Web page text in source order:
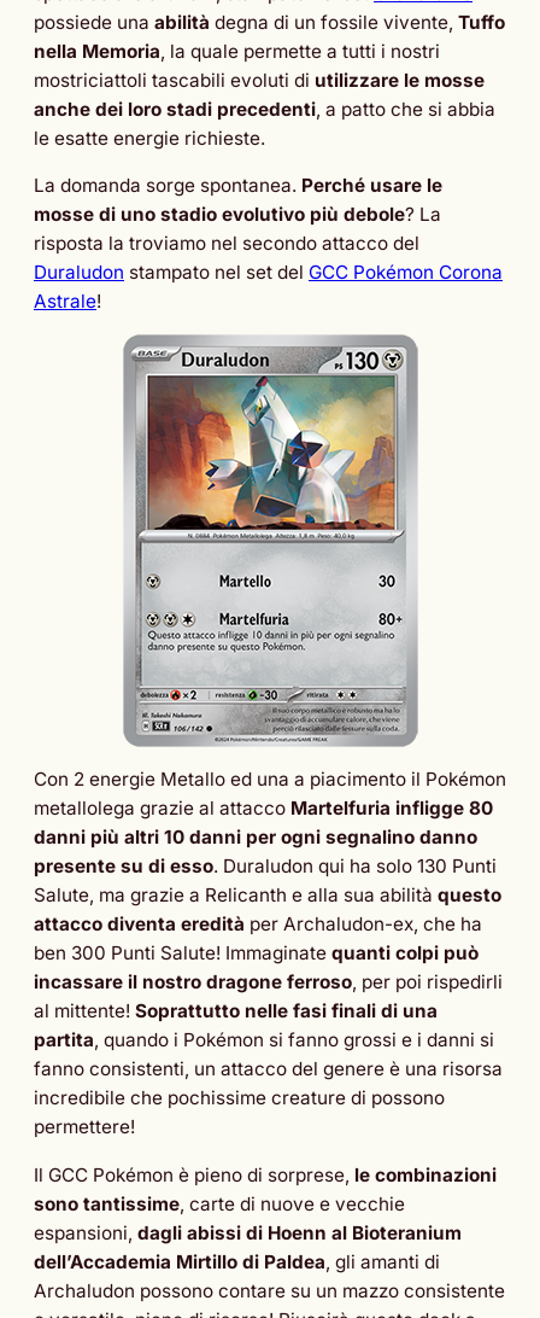
possiede una abilità degna di un fossile vivente, Tuffo
nella Memoria, la quale permette a tutti i nostri
mostriciattoli tascabili evoluti di utilizzare le mosse
anche dei loro stadi precedenti, a patto che si abbia
le esatte energie richieste.
La domanda sorge spontanea. Perché usare le
mosse di uno stadio evolutivo più debole? La
risposta la troviamo nel secondo attacco del
Duraludon stampato nel set del GCC Pokémon Corona
Astrale!
Con 2 energie Metallo ed una a piacimento il Pokémon
metallolega grazie al attacco Martelfuria infligge 80
danni più altri 10 danni per ogni segnalino danno
presente su di esso. Duraludon qui ha solo 130 Punti
Salute, ma grazie a Relicanth e alla sua abilità questo
attacco diventa eredità per Archaludon-ex, che ha
ben 300 Punti Salute! Immaginate quanti colpi può
incassare il nostro dragone ferroso, per poi rispedirli
al mittente! Soprattutto nelle fasi finali di una
partita, quando i Pokémon si fanno grossi e i danni si
fanno consistenti, un attacco del genere è una risorsa
incredibile che pochissime creature di possono
permettere!
Il GCC Pokémon è pieno di sorprese, le combinazioni
sono tantissime, carte di nuove e vecchie
espansioni, dagli abissi di Hoenn al Bioteranium
dell’Accademia Mirtillo di Paldea, gli amanti di
Archaludon possono contare su un mazzo consistente